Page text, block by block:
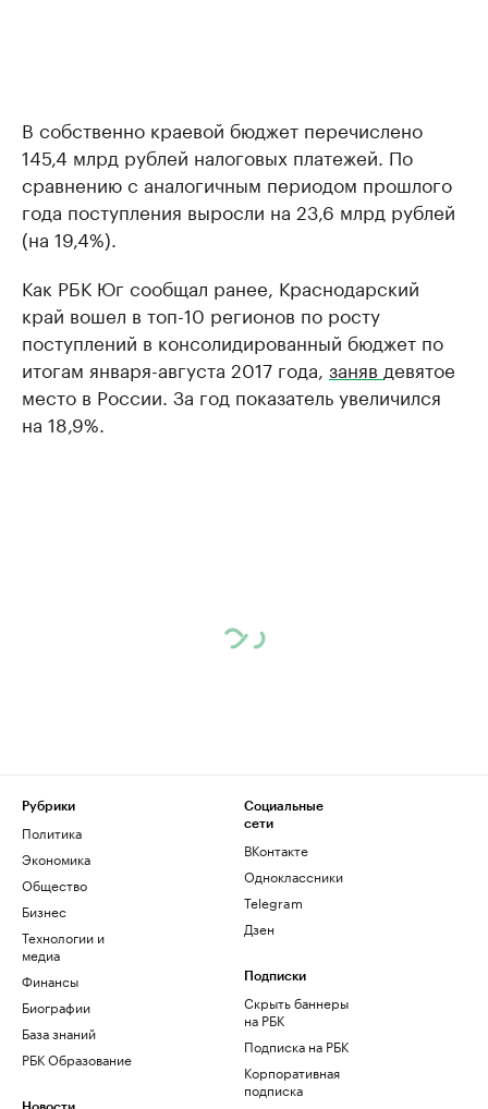
В собственно краевой бюджет перечислено
145,4 млрд рублей налоговых платежей. По
сравнению с аналогичным периодом прошлого
года поступления выросли на 23,6 млрд рублей
(на 19,4%).
Как РБК Юг сообщал ранее, Краснодарский
край вошел в топ-10 регионов по росту
поступлений в консолидированный бюджет по
итогам января-августа 2017 года, заняв девятое
место в России. За год показатель увеличился
на 18,9%.
Рубрики
Политика
Экономика
Общество
Бизнес
Технологии и
медиа
Финансы
Биографии
База знаний
РБК Образование
Социальные
сети
ВКонтакте
Одноклассники
Telegram
Дзен
Подписки
Скрыть баннеры
на РБК
Подписка на РБК
Корпоративная
подписка